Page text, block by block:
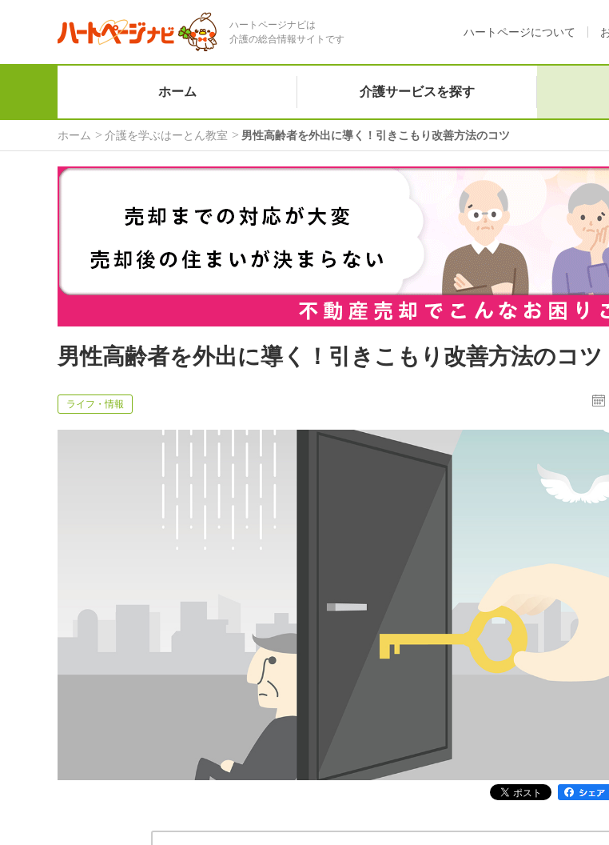
ハートページナビは
介護の総合情報サイトです
ハートページについて
ホーム 介護サービスを探す
ホーム 介護を学ぶはーとん教室 男性高齢者を外出に導く！引きこもり改善方法のコツ
男性高齢者を外出に導く！引きこもり改善方法のコツ
ライフ・情報